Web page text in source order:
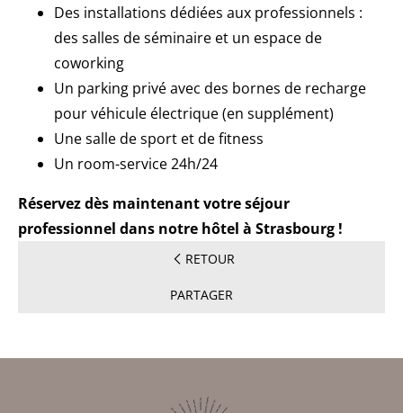
Des installations dédiées aux professionnels :
des salles de séminaire et un espace de
coworking
Un parking privé avec des bornes de recharge
pour véhicule électrique (en supplément)
Une salle de sport et de fitness
Un room-service 24h/24
Réservez dès maintenant votre séjour
professionnel dans notre hôtel à Strasbourg !
RETOUR
PARTAGER